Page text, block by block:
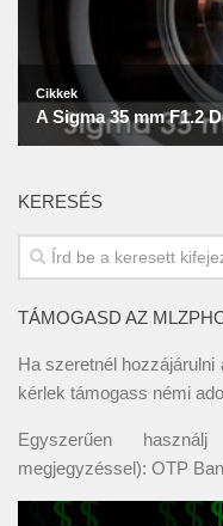
KERESÉS
TÁMOGASD AZ
Ha szeretnél
kérlek támogass némi
Egyszerűen
megjegyzéssel): OTP